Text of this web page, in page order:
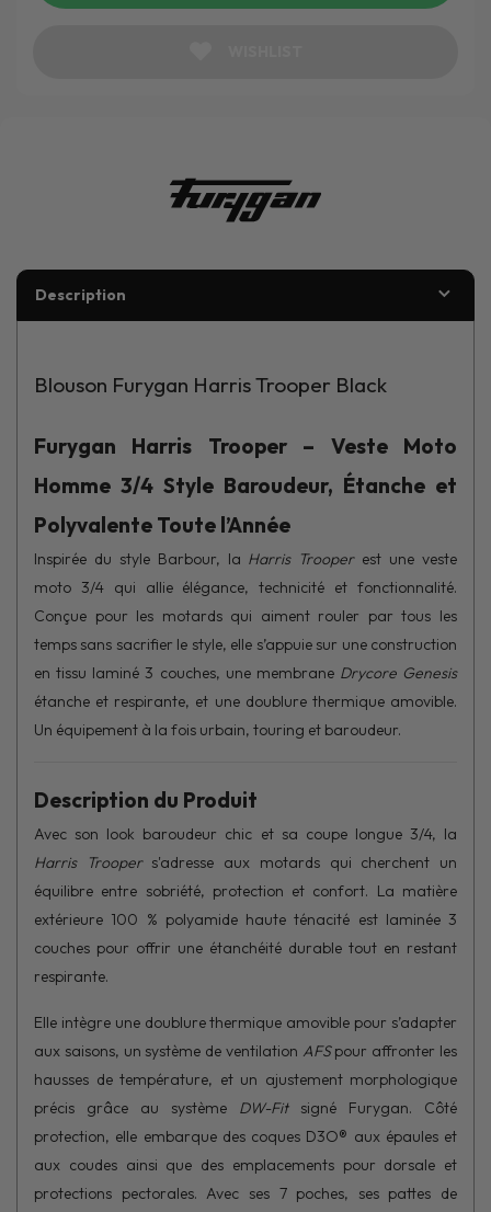
Description
Blouson Furygan Harris Trooper Black
Furygan Harris Trooper – Veste Moto
Homme 3/4 Style Baroudeur, Étanche et
Polyvalente Toute l’Année
Inspirée du style Barbour, la Harris Trooperest une veste
moto 3/4 qui allie élégance, technicité et fonctionnalité.
Conçue pour les motards qui aiment rouler par tous les
temps sans sacrifier le style, elle s’appuie sur une construction
en tissu laminé 3 couches, une membrane Drycore Genesis
étanche et respirante, et une doublure thermique amovible.
Un équipement à la fois urbain, touring et baroudeur.
Description du Produit
Avec son look baroudeur chic et sa coupe longue 3/4, la
Harris Troopers'adresse aux motards qui cherchent un
équilibre entre sobriété, protection et confort. La matière
extérieure 100 % polyamide haute ténacité est laminée 3
couches pour offrir une étanchéité durable tout en restant
respirante.
Elle intègre une doublure thermique amovible pour s’adapter
aux saisons, un système de ventilation AFSpour affronter les
hausses de température, et un ajustement morphologique
précis grâce au système DW-Fitsigné Furygan. Côté
protection, elle embarque des coques D3O® aux épaules et
aux coudes ainsi que des emplacements pour dorsale et
protections pectorales. Avec ses 7 poches, ses pattes de